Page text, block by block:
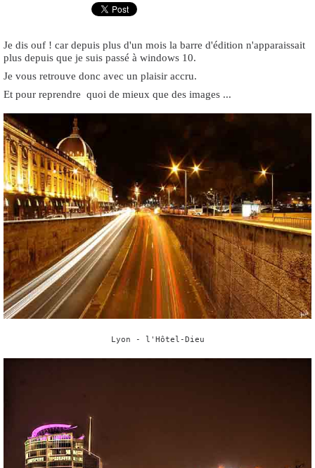
Je dis ouf ! car depuis plus d'un mois la barre d'édition n'apparaissait
plus depuis que je suis passé à windows 10.
Je vous retrouve donc avec un plaisir accru.
Et pour reprendre quoi de mieux que des images ...
Lyon - l'Hôtel-Dieu